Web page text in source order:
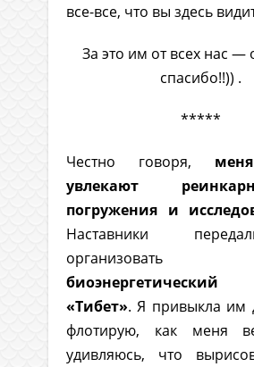
все-все, что вы здесь
За это им от всех нас —
спасибо!!)) .
*****
Честно говоря,
увлекают
погружения и
Наставники
«Тибет». Я привыкла им
флотирую, как меня
удивляюсь, что